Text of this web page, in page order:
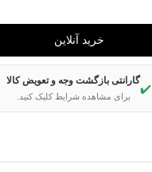
✔️
گارانتی بازگشت وجه و تعویض کالا
برای مشاهده شرایط کلیک کنید.